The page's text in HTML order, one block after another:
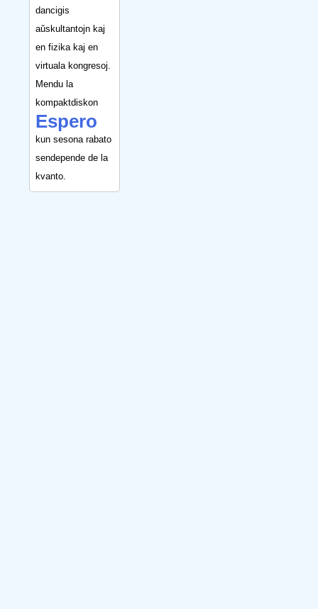
dancigis
aŭskultantojn kaj
en fizika kaj en
virtuala kongresoj.
Mendu la
kompaktdiskon
Espero
kun sesona rabato
sendepende de la
kvanto.